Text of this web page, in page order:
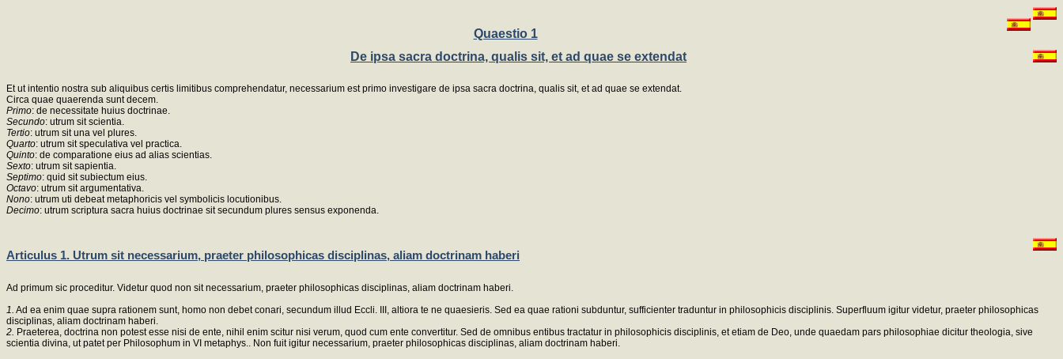
Quaestio 1
De ipsa sacra doctrina, qualis sit, et ad quae se extendat
Et ut intentio nostra sub aliquibus certis limitibus comprehendatur, necessarium est primo investigare de ipsa sacra doctrina, qualis sit, et ad quae se extendat.
Circa quae quaerenda sunt decem.
Primo: de necessitate huius doctrinae.
Secundo: utrum sit scientia.
Tertio: utrum sit una vel plures.
Quarto: utrum sit speculativa vel practica.
Quinto: de comparatione eius ad alias scientias.
Sexto: utrum sit sapientia.
Septimo: quid sit subiectum eius.
Octavo: utrum sit argumentativa.
Nono: utrum uti debeat metaphoricis vel symbolicis locutionibus.
Decimo: utrum scriptura sacra huius doctrinae sit secundum plures sensus exponenda.
Articulus 1. Utrum sit necessarium, praeter philosophicas disciplinas, aliam doctrinam haberi
Ad primum sic proceditur. Videtur quod non sit necessarium, praeter philosophicas disciplinas, aliam doctrinam haberi.
1. Ad ea enim quae supra rationem sunt, homo non debet conari, secundum illud Eccli. III, altiora te ne quaesieris. Sed ea quae rationi subduntur, sufficienter traduntur in philosophicis disciplinis. Superfluum igitur videtur, praeter philosophicas
disciplinas, aliam doctrinam haberi.
2. Praeterea, doctrina non potest esse nisi de ente, nihil enim scitur nisi verum, quod cum ente convertitur. Sed de omnibus entibus tractatur in philosophicis disciplinis, et etiam de Deo, unde quaedam pars philosophiae dicitur theologia, sive
scientia divina, ut patet per Philosophum in VI metaphys.. Non fuit igitur necessarium, praeter philosophicas disciplinas, aliam doctrinam haberi.